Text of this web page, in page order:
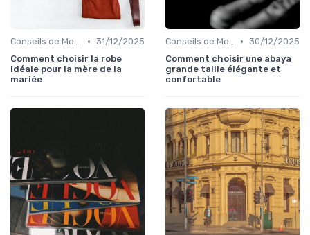
Conseils de Mode pour Toutes les Occasions • 31/12/2025
Comment choisir la robe
idéale pour la mère de la
mariée
Conseils de Mode pour Toutes les Occasions • 30/12/2025
Comment choisir une abaya
grande taille élégante et
confortable